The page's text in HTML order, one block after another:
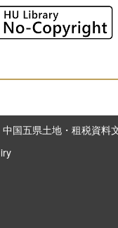
中国五県土地・租税資料